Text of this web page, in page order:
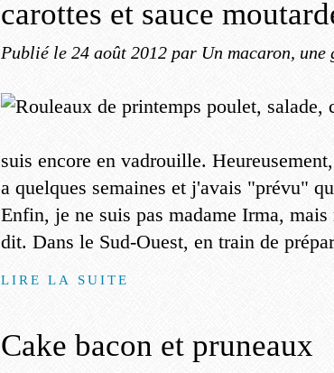
carottes et sauce
Publié le 24 août 2012 par Un macaron,
suis encore en vadrouille.
a quelques semaines et j'avais "prévu"
Enfin, je ne suis pas madame Irma,
dit. Dans le Sud-Ouest, en train de
LIRE LA SUITE
Cake bacon et pruneaux